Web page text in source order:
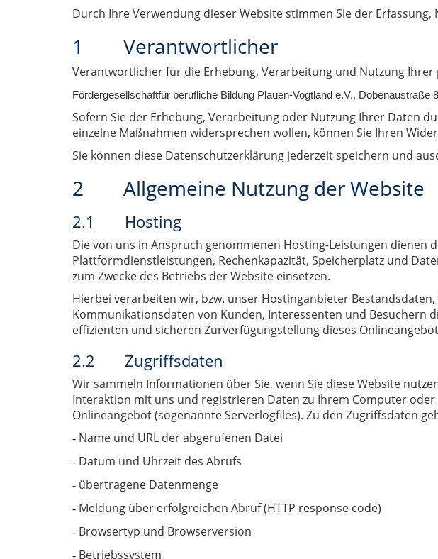
Durch Ihre Verwendung dieser Website stimmen Sie der
1 Verantwortlicher
Verantwortlicher für die Erhebung, Verarbeitung und Nutzung Ihrer
Fördergesellschaftfür berufliche Bildung Plauen-Vogtland e.V., Dobenaustraße
Sofern Sie der Erhebung, Verarbeitung oder Nutzung Ihrer Daten
einzelne Maßnahmen widersprechen wollen, können Sie Ihren
Sie können diese Datenschutzerklärung jederzeit speichern und
2 Allgemeine Nutzung der Website
2.1 Hosting
Die von uns in Anspruch genommenen Hosting-Leistungen
Plattformdienstleistungen, Rechenkapazität, Speicherplatz und
zum Zwecke des Betriebs der Website einsetzen.
Hierbei verarbeiten wir, bzw. unser Hostinganbieter
Kommunikationsdaten von Kunden, Interessenten und Besuchern
effizienten und sicheren Zurverfügungstellung dieses
2.2 Zugriffsdaten
Wir sammeln Informationen über Sie, wenn Sie diese Website
Interaktion mit uns und registrieren Daten zu Ihrem Computer
Onlineangebot (sogenannte Serverlogfiles). Zu den Zugriffsdaten
- Name und URL der abgerufenen Datei
- Datum und Uhrzeit des Abrufs
- übertragene Datenmenge
- Meldung über erfolgreichen Abruf (HTTP response code)
- Browsertyp und Browserversion
- Betriebssystem